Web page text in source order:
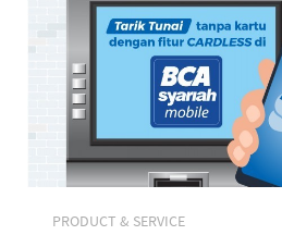
PRODUCT & SERVICE